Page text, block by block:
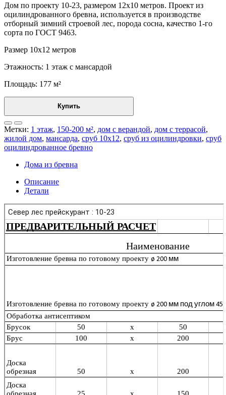
Дом по проекту 10-23, размером 12х10 метров. Проект из
оцилиндрованного бревна, используется в производстве
отборный зимний строевой лес, порода сосна, качество 1-го
сорта по ГОСТ 9463.
Размер 10х12 метров
Этажность: 1 этаж с мансардой
Площадь: 177 м²
Купить
Метки: 1 этаж, 150-200 м², дом с верандой, дом с террасой,
жилой дом, мансарда, сруб 10x12, сруб из оцилиндровки, сруб
оцилиндрованное бревно
Дома из бревна
Описание
Детали